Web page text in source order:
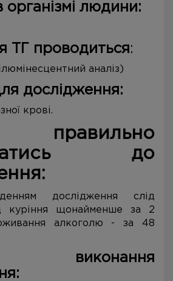
людини:
ТГ проводиться:
аналіз)
дослідження:
крові.
до
дослідження слід
куріння щонайменше за 2
алкоголю - за 48
виконання